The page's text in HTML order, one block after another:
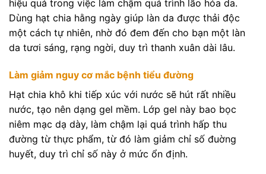
hiệu quả trong việc làm chậm quá trình lão hóa da.
Dùng hạt chia hằng ngày giúp làn da được thải độc
một cách tự nhiên, nhờ đó đem đến cho bạn một làn
da tươi sáng, rạng ngời, duy trì thanh xuân dài lâu.
Làm giảm nguy cơ mắc bệnh tiểu đường
Hạt chia khô khi tiếp xúc với nước sẽ hút rất nhiều
nước, tạo nên dạng gel mềm. Lớp gel này bao bọc
niêm mạc dạ dày, làm chậm lại quá trình hấp thu
đường từ thực phẩm, từ đó làm giảm chỉ số đuờng
huyết, duy trì chỉ số này ở mức ổn định.